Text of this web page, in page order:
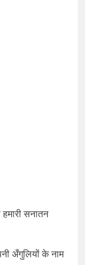
सनातन
अँगुलियों के नाम